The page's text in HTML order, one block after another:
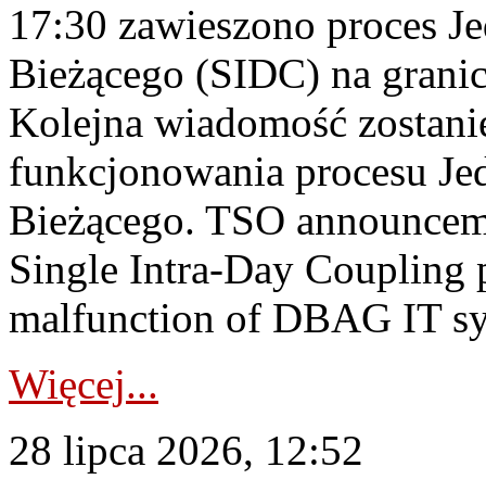
17:30 zawieszono proces
Bieżącego (SIDC) na
Kolejna wiadomość
funkcjonowania procesu
Bieżącego. TSO
Single Intra-Day Coupling
malfunction of DBAG IT
Więcej...
28 lipca 2026, 12:52